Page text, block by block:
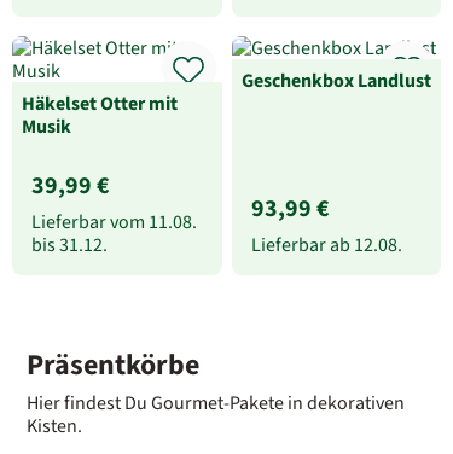
Häkelset Otter mit
Musik
39,99 €
Lieferbar vom 11.08.
bis31.12.
Geschenkbox Landlust
93,99 €
Lieferbar ab 12.08.
Präsentkörbe
Hier findest Du Gourmet-Pakete in dekorativen
Kisten.